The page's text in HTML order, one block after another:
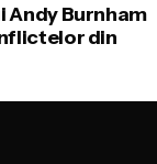
Burnham
din